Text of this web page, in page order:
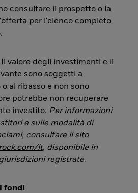
consultare il prospetto o la
per l'elenco completo
Il valore degli investimenti e il
sono soggetti a
al ribasso e non sono
potrebbe non recuperare
investito. Per informazioni
e sulle modalità di
consultare il sito
it, disponibile in
registrate.
fondi